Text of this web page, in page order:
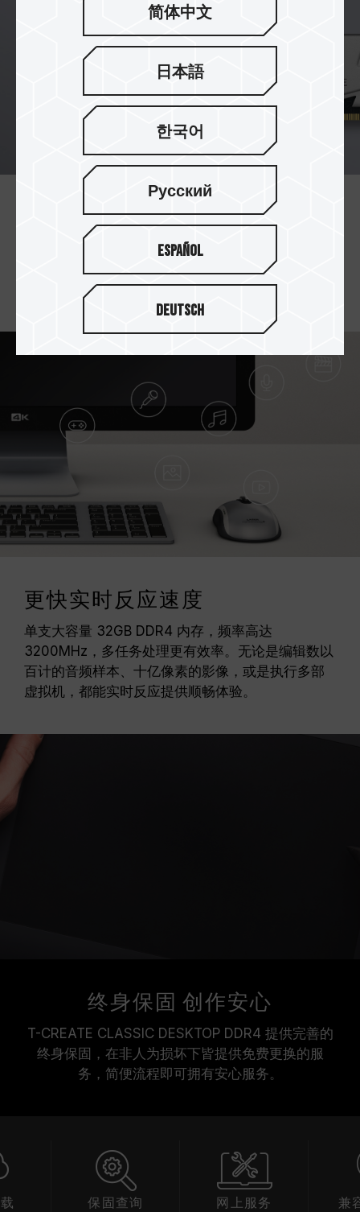
定制化耐高温电容
T-CREATE CLASSIC DESKTOP DDR4 内的定制化
电容，可完全承受创作时因运行大档案而产生的高
温，维持电压稳定输出。
更快实时反应速度
单支大容量 32GB DDR4 内存，频率高达
3200MHz，多任务处理更有效率。无论是编辑数以
百计的音频样本、十亿像素的影像，或是执行多部
虚拟机，都能实时反应提供顺畅体验。
终身保固 创作安心
T-CREATE CLASSIC DESKTOP DDR4 提供完善的
终身保固，在非人为损坏下皆提供免费更换的服
务，简便流程即可拥有安心服务。
保固查询 网上服务 兼
简体中文
日本語
한국어
Русский
Español
Deutsch